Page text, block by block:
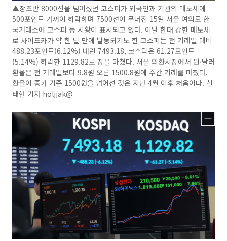
▲장초반 8000선을 넘어섰던 코스피가 외국인과 기관의 매도세에
500포인트 가까이 하락하며 7500선이 무너진 15일 서울 여의도 한
국거래소에 코스피 등 시황이 표시되고 있다. 이날 한때 강한 매도세
로 사이드카가 약 한 달 만에 발동되기도 한 코스피는 전 거래일 대비
488.23포인트(6.12%) 내린 7493.18, 코스닥은 61.27포인트
(5.14%) 하락한 1129.82로 장을 마쳤다. 서울 외환시장에서 원·달러
환율은 전 거래일보다 9.8원 오른 1500.8원에 주간 거래를 마쳤다.
환율이 종가 기준 1500원을 넘어선 것은 지난 4월 이후 처음이다. 신
태현 기자 holjjak@